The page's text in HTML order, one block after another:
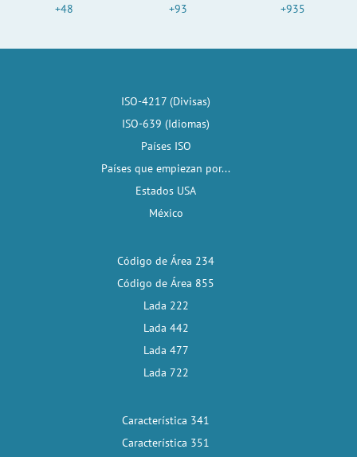
+48
+93
+935
ISO-4217 (Divisas)
ISO-639 (Idiomas)
Países ISO
Países que empiezan por...
Estados USA
México
Código de Área 234
Código de Área 855
Lada 222
Lada 442
Lada 477
Lada 722
Característica 341
Característica 351